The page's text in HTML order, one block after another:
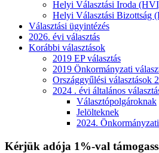
Helyi Választási Iroda
Helyi Választási Bizottság
Választási ügyintézés
2026. évi választás
Korábbi választások
2019 EP választás
2019 Önkormányzati
Országgyűlési választások
2024 . évi általános
Választópolgároknak
Jelölteknek
2024.
Kérjük adója 1%-val